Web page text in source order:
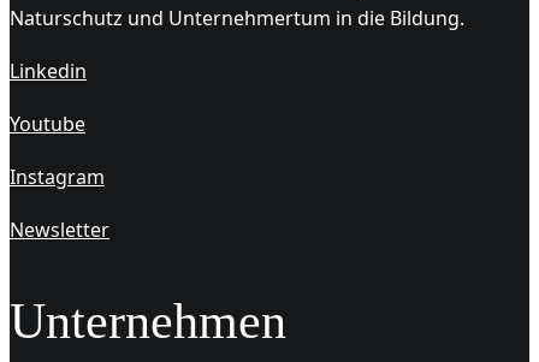
Naturschutz und Unternehmertum in die Bildung.
Linkedin
Youtube
Instagram
Newsletter
Unternehmen